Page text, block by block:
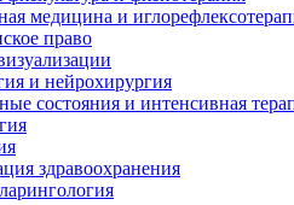
медицина и
право
и нейрохирургия
состояния и интенсивная
здравоохранения